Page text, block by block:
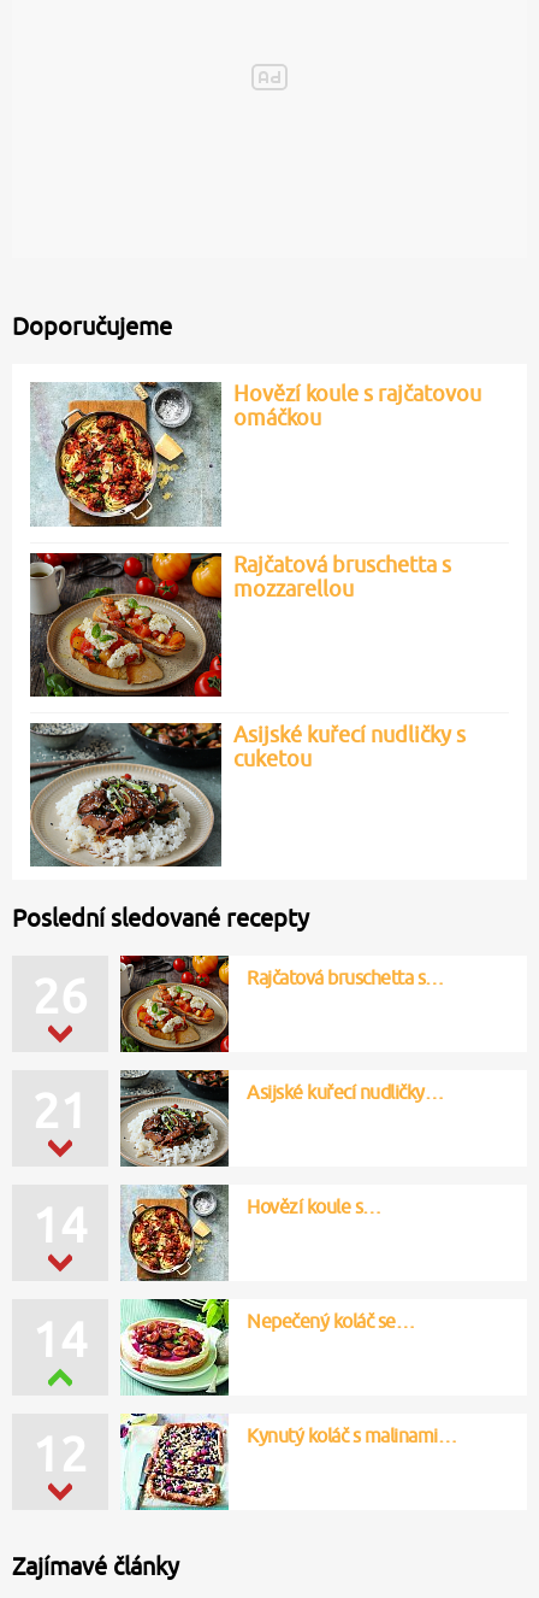
Doporučujeme
Hovězí koule s rajčatovou
omáčkou
Rajčatová bruschetta s
mozzarellou
Asijské kuřecí nudličky s
cuketou
Poslední sledované recepty
27 Rajčatová bruschetta s…
22 Asijské kuřecí nudličky…
16 Hovězí koule s…
14 Nepečený koláč se…
10 Kynutý koláč s malinami…
Zajímavé články